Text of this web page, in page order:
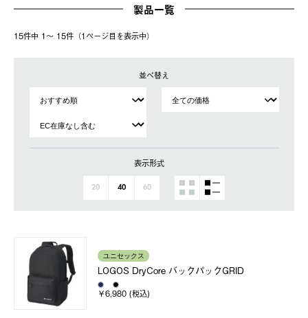
製品一覧
15件中 1〜 15件（1ページ⽬を表⽰中）
並べ替え
表示形式
20 40 60
ユニセックス
LOGOS DryCore バックパックGRID
￥6,980 (税込)